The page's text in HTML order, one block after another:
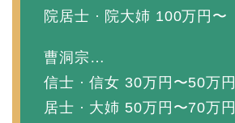
院居士 · 院大姉 100万円〜
曹洞宗…
信士 · 信女 30万円〜50万円
居士 · 大姉 50万円〜70万円